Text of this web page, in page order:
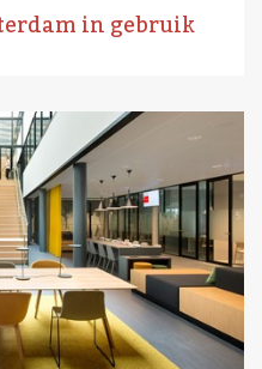
in gebruik